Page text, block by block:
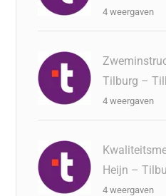
4 weergaven
Tilburg –
4 weergaven
Heijn –
4 weergaven